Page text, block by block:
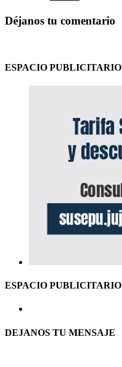
Déjanos tu comentario
ESPACIO PUBLICITARIO
ESPACIO PUBLICITARIO
DEJANOS TU MENSAJE